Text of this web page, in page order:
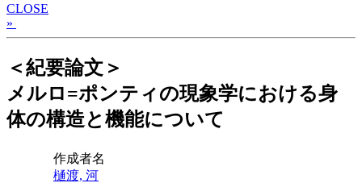
CLOSE
»
＜紀要論文＞
メルロ=ポンティの現象学における身
体の構造と機能について
作成者名
樋渡, 河